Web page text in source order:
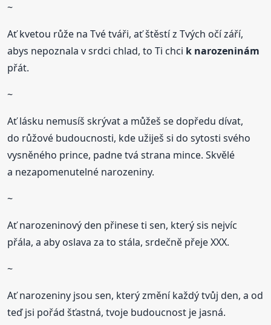
~
Ať kvetou růže na Tvé tváři, ať štěstí z Tvých očí září,
abys nepoznala v srdci chlad, to Ti chci k narozeninám
přát.
~
Ať lásku nemusíš skrývat a můžeš se dopředu dívat,
do růžové budoucnosti, kde užiješ si do sytosti svého
vysněného prince, padne tvá strana mince. Skvělé
a nezapomenutelné narozeniny.
~
Ať narozeninový den přinese ti sen, který sis nejvíc
přála, a aby oslava za to stála, srdečně přeje XXX.
~
Ať narozeniny jsou sen, který změní každý tvůj den, a od
teď jsi pořád šťastná, tvoje budoucnost je jasná.